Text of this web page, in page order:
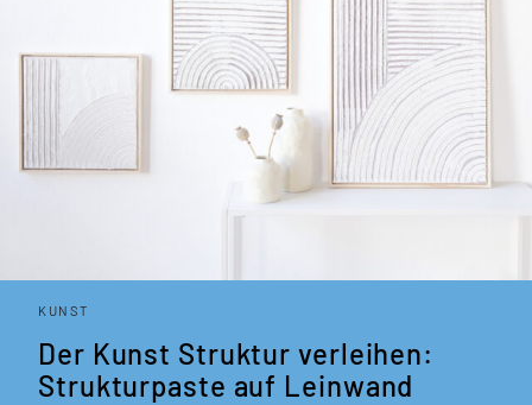
KUNST
Der Kunst Struktur verleihen:
Struktur­paste auf Leinwand